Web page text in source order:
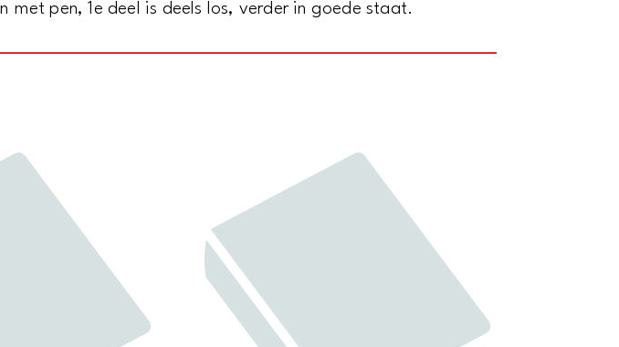
met pen, 1e deel is deels los, verder in goede staat.